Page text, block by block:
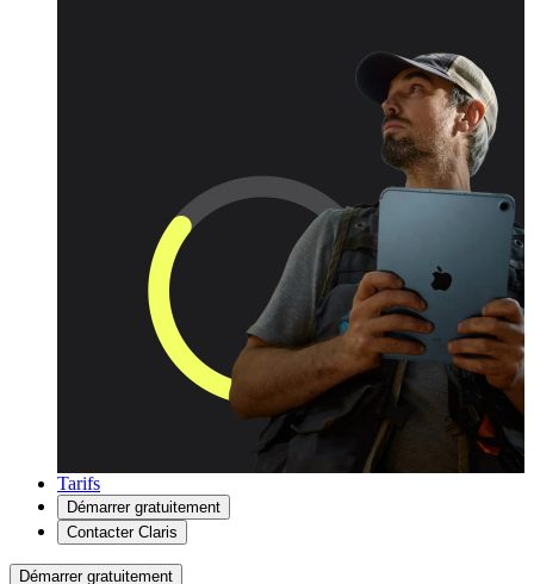
Tarifs
Démarrer gratuitement
Contacter Claris
Démarrer gratuitement